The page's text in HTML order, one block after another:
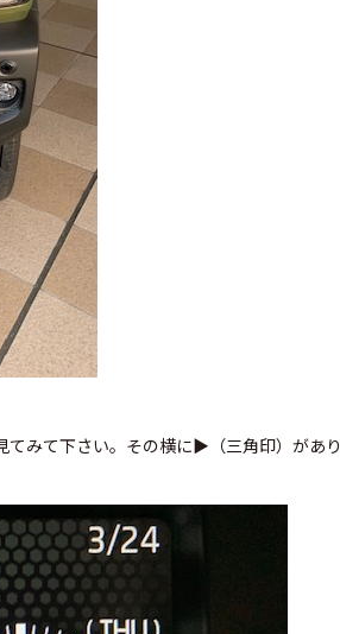
てみて下さい。その横に▶（三角印）があり